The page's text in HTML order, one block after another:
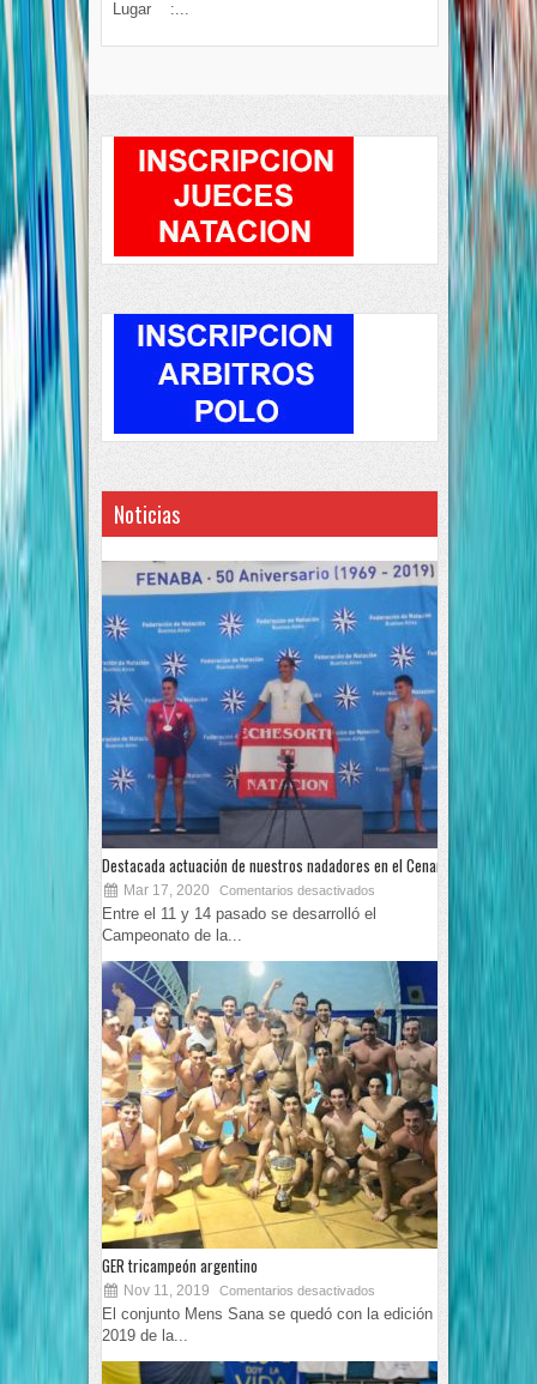
Lugar :...
Noticias
Destacada actuación de nuestros nadadores en el Cenard
Mar 17, 2020 Comentarios desactivados
Entre el 11 y 14 pasado se desarrolló el
Campeonato de la...
GER tricampeón argentino
Nov 11, 2019 Comentarios desactivados
El conjunto Mens Sana se quedó con la edición
2019 de la...